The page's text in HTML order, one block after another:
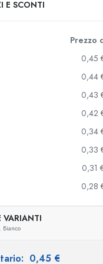
ml
ml
decorate
E SCONTI
Prezzo
0,45
0,44
0,43
0,42
0,34
0,33
0,31
0,28
VARIANTI
Bianco
0,45 €